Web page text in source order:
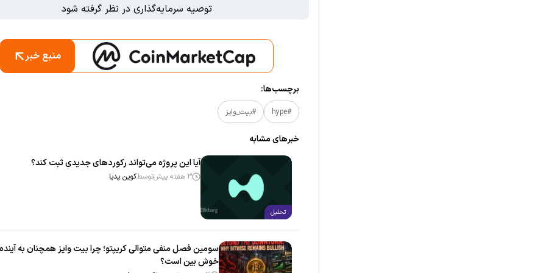
توصیه سرمایه‌گذاری در نظر گرفته شود
منبع خبر
برچسب‌ها:
#hype #بیت_وایز
خبر‌های مشابه
تحلیل
آیا این پروژه می‌تواند رکوردهای جدیدی ثبت کند؟
3 هفته پیش توسطکوین پدیا
سومین فصل منفی متوالی کریپتو؛ چرا بیت‌ وایز همچنان به آینده
خوش‌ بین است؟